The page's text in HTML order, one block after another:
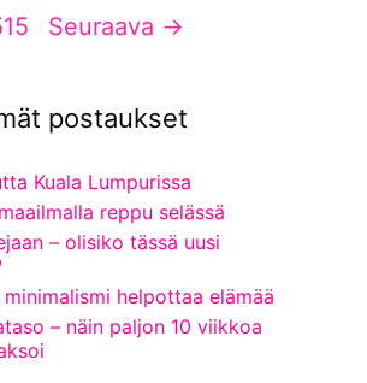
Seuraava →
postaukset
Kuala Lumpurissa
reppu selässä
– olisiko tässä uusi
helpottaa elämää
– näin paljon 10 viikkoa